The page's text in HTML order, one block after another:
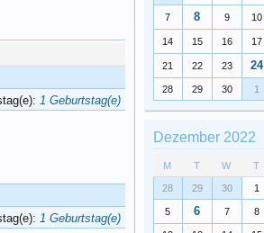
1 Geburtstag(e)
1 Geburtstag(e)
7 8 9 10
14 15 16 17
21 22 23 24
28 29 30 1
Dezember 2022
M T W T
28 29 30 1
5 6 7 8